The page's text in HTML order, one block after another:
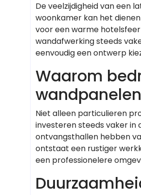
De veelzijdigheid van een
woonkamer kan het
voor een warme
wandafwerking steeds
eenvoudig een ontwerp
Waarom
wandpanelen
Niet alleen particulieren
investeren steeds vaker in
ontvangsthallen hebben
ontstaat een rustiger
een professionelere